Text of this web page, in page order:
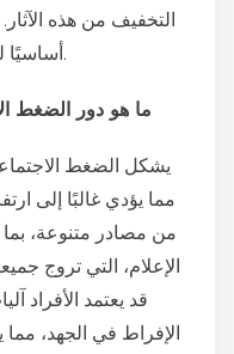
التخفيف من هذه
أساسيًا لتطوير استراتيجيات التكيف الفعالة.
ما هو دور الضغط
يشكل الضغط
مما يؤدي غالبًا إلى
من مصادر متنوعة،
الإعلام، التي تروج
قد يعتمد الأفراد
الإفراط في الجهد،